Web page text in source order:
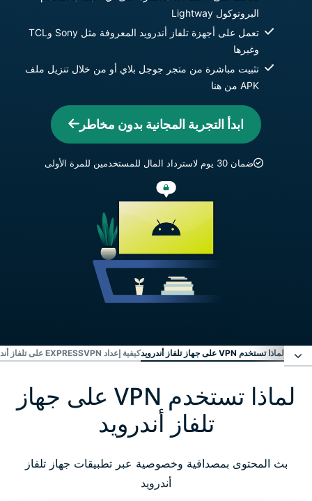
البروتوكول Lightway
تعمل على أجهزة تلفاز أندرويد المعروفة مثل Sony وTCL
وغيرها
تثبيت مباشرة من متجر جوجل بلاي أو من خلال تنزيل ملف
APK من هنا
ابدأ التجربة المجانية بدون مخاطر
ضمان 30 يوم لاسترداد المال للمستخدمين للمرة الأولى
لماذا تستخدم VPN على جهاز تلفاز أندرويد كيفية إعداد EXPRESSVPN على تلفاز أندرويد في ثلاث خطوات سهلة
لماذا تستخدم VPN على جهاز تلفاز أندرويد
كيفية إعداد ExpressVPN على تلفاز أندرويد في ثلاث
لماذا تستخدم VPN على جهاز
تلفاز أندرويد
بث المحتوى بمصداقية وخصوصية عبر تطبيقات جهاز تلفاز
أندرويد